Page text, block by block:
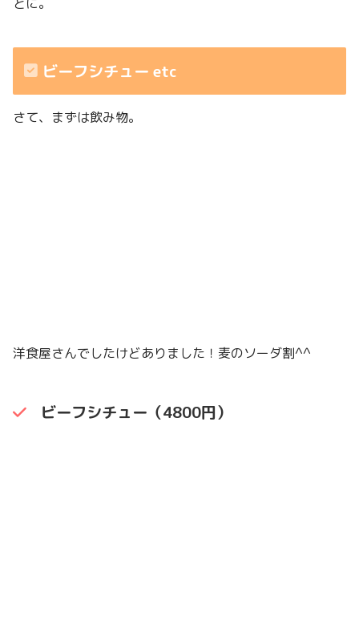
ビーフシチュー etc
さて、まずは飲み物。
洋食屋さんでしたけどありました！麦のソーダ割^^
ビーフシチュー（4800円）